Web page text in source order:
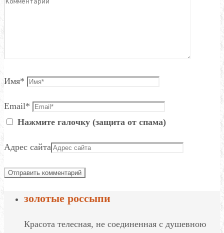
Имя*
Email*
Нажмите галочку (защита от спама)
Адрес сайта
золотые россыпи
Красота телесная, не соединенная с душевною